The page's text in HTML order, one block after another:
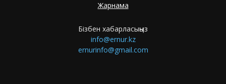
Жарнама
Бізбен хабарласыңыз
info@ernur.kz
ernurinfo@gmail.com